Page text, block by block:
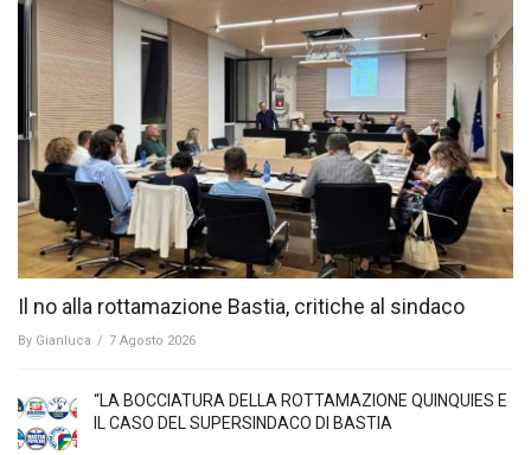
Il no alla rottamazione Bastia, critiche al sindaco
By Gianluca / 7 Agosto 2026
“LA BOCCIATURA DELLA ROTTAMAZIONE QUINQUIES E
IL CASO DEL SUPERSINDACO DI BASTIA